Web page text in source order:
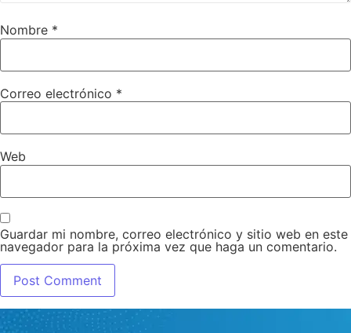
Nombre *
Correo electrónico *
Web
Guardar mi nombre, correo electrónico y sitio web en este
navegador para la próxima vez que haga un comentario.